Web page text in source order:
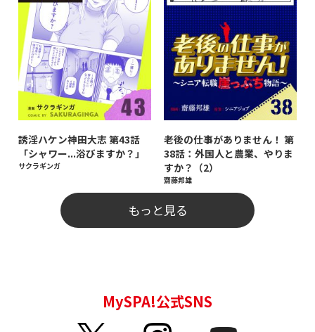
誘淫ハケン神田大志 第43話
「シャワー...浴びますか？」
サクラギンガ
老後の仕事がありません！ 第
38話：外国人と農業、やりま
すか？（2）
齋藤邦雄
もっと見る